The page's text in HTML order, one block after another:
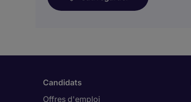
Candidats
Offres d'emploi